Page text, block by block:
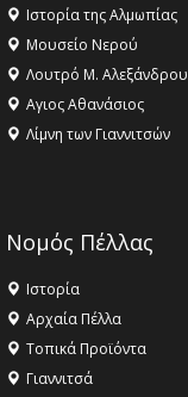
Ιστορία της Αλμωπίας
Μουσείο Νερού
Λουτρό Μ. Αλεξάνδρου
Αγιος Αθανάσιος
Λίμνη των Γιαννιτσών
Νομός Πέλλας
Ιστορία
Αρχαία Πέλλα
Τοπικά Προϊόντα
Γιαννιτσά